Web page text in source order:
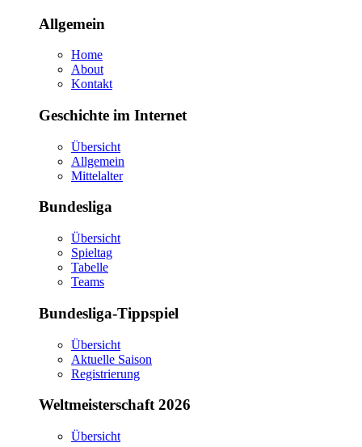
Allgemein
Home
About
Kontakt
Geschichte im Internet
Übersicht
Allgemein
Mittelalter
Bundesliga
Übersicht
Spieltag
Tabelle
Teams
Bundesliga-Tippspiel
Übersicht
Aktuelle Saison
Registrierung
Weltmeisterschaft 2026
Übersicht